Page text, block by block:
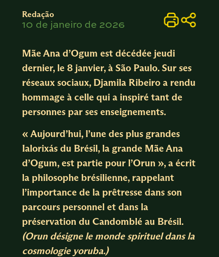
Redação
10 de janeiro de 2026
Mãe Ana d’Ogum est décédée jeudi
dernier, le 8 janvier, à São Paulo. Sur ses
réseaux sociaux, Djamila Ribeiro a rendu
hommage à celle qui a inspiré tant de
personnes par ses enseignements.
« Aujourd’hui, l’une des plus grandes
Ialorixás du Brésil, la grande Mãe Ana
d’Ogum, est partie pour l’Orun », a écrit
la philosophe brésilienne, rappelant
l’importance de la prêtresse dans son
parcours personnel et dans la
préservation du Candomblé au Brésil.
(Orun désigne le monde spirituel dans la
cosmologie yoruba.)